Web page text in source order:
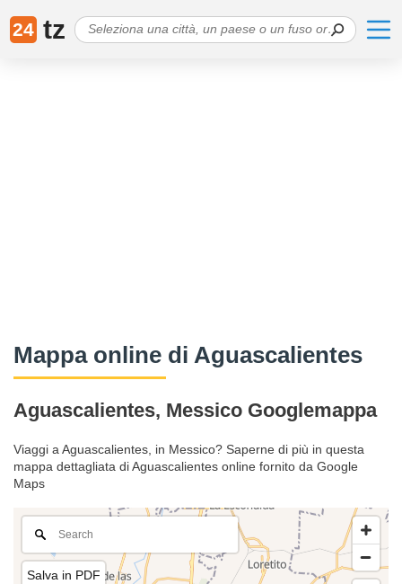
24 tz
Mappa online di Aguascalientes
Aguascalientes, Messico Googlemappa
Viaggi a Aguascalientes, in Messico? Saperne di più in questa
mappa dettagliata di Aguascalientes online fornito da Google
Maps
Salva in PDF